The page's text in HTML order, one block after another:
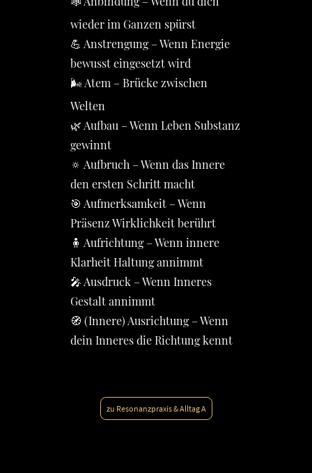
wieder im Ganzen spürst
💪 Anstrengung – Wenn Energie
bewusst eingesetzt wird
🌬️ Atem – Brücke zwischen
Welten
🌿 Aufbau – Wenn Leben Substanz
gewinnt
🔅 Aufbruch – Wenn das Innere
den ersten Schritt macht
🎯 Aufmerksamkeit – Wenn
Präsenz Wirklichkeit berührt
🧍 Aufrichtung – Wenn innere
Klarheit Haltung annimmt
🎤 Ausdruck – Wenn Inneres
Gestalt annimmt
🧭 (Innere) Ausrichtung – Wenn
dein Inneres die Richtung kennt
zu Resonanzpraxis & Alltag A